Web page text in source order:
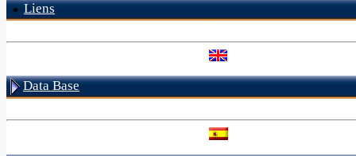
Liens
Data Base